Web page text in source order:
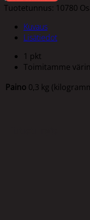
Tuotetunnus: 10780
Kuvaus
Lisätiedot
1 pkt
Toimitamme
Paino 0,3 kg